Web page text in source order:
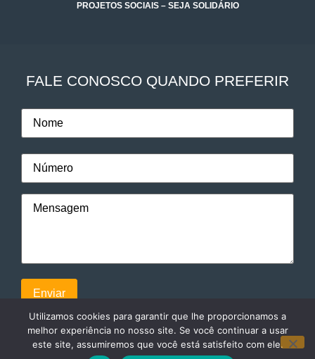
PROJETOS SOCIAIS – SEJA SOLIDÁRIO
FALE CONOSCO QUANDO PREFERIR
Utilizamos cookies para garantir que lhe proporcionamos a
melhor experiência no nosso site. Se você continuar a usar
este site, assumiremos que você está satisfeito com ele.